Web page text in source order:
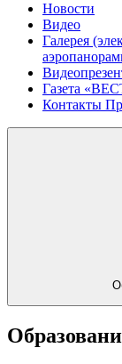
Новости
Видео
Галерея
Газета
Контакты